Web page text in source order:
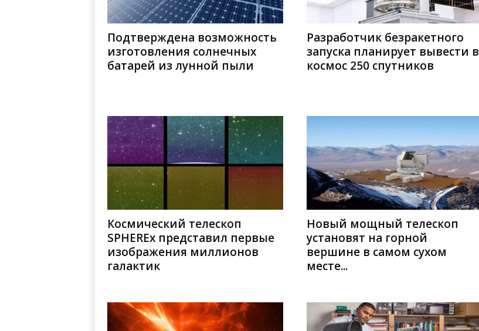
Подтверждена возможность
изготовления солнечных
батарей из лунной пыли
Разработчик безракетного
запуска планирует вывести в
космос 250 спутников
Космический телескоп
SPHEREx представил первые
изображения миллионов
галактик
Новый мощный телескоп
установят на горной
вершине в самом сухом
месте...